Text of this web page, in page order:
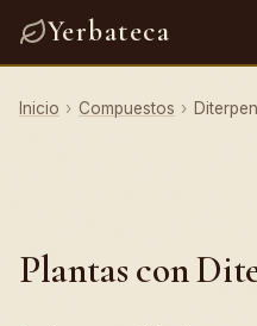
Yerbateca
Inicio › Compuestos ›
Plantas con